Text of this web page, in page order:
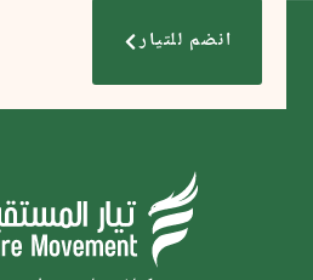
انضم للتيار